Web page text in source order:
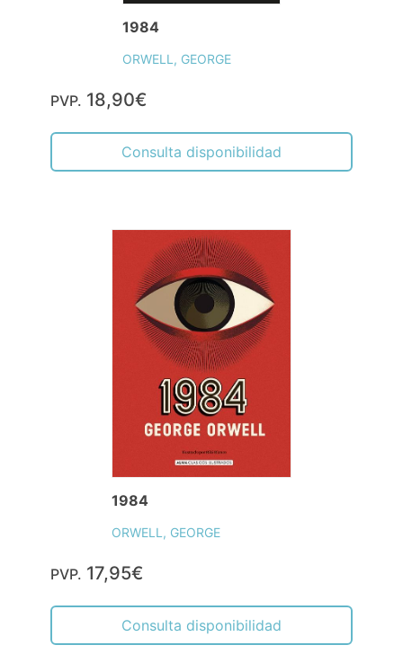
1984
ORWELL, GEORGE
PVP. 18,90€
Consulta disponibilidad
1984
ORWELL, GEORGE
PVP. 17,95€
Consulta disponibilidad